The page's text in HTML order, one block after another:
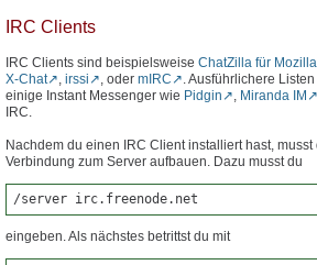
IRC Clients
IRC Clients sind beispielsweise ChatZilla für
X-Chat
, irssi , oder mIRC . Ausführlichere Listen
einige Instant Messenger wie Pidgin , Miranda IM
IRC.
Nachdem du einen IRC Client installiert hast,
Verbindung zum Server aufbauen. Dazu musst du
/server irc.freenode.net
eingeben. Als nächstes betrittst du mit